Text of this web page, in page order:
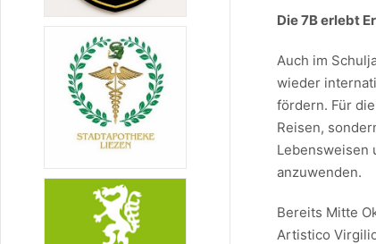
Die 7B erlebt
Auch im
wieder
fördern. Für
Reisen,
Lebensweisen
anzuwenden.
Bereits Mitte
Artistico